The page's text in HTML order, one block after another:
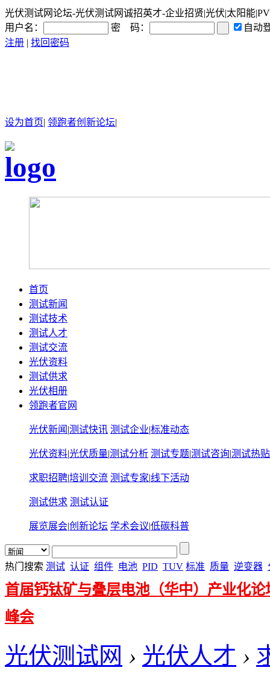
光伏测试网论坛-光伏测试网诚招英才-企业招贤|光伏|太阳能
用户名：
密 码：
自动
注册 | 找回密码
设为首页| 领跑者创新论坛|
首页
测试新闻
测试技术
测试人才
测试交流
光伏资料
测试供求
光伏相册
领跑者官网
光伏新闻 |测试快讯 测试企业|标准动态
光伏资料|光伏质量|测试分析 测试专题|测试咨询|测试热贴
求职招聘|培训交流 测试专家|线下活动
测试供求 测试认证
展览展会|创新论坛 学术会议|低碳科普
热门搜索 测试 认证 组件 电池 PID TUV 标准 质量 逆变器
首届钙钛矿与叠层电池（华中）产业化论
峰会
光伏测试网 › 光伏人才 ›